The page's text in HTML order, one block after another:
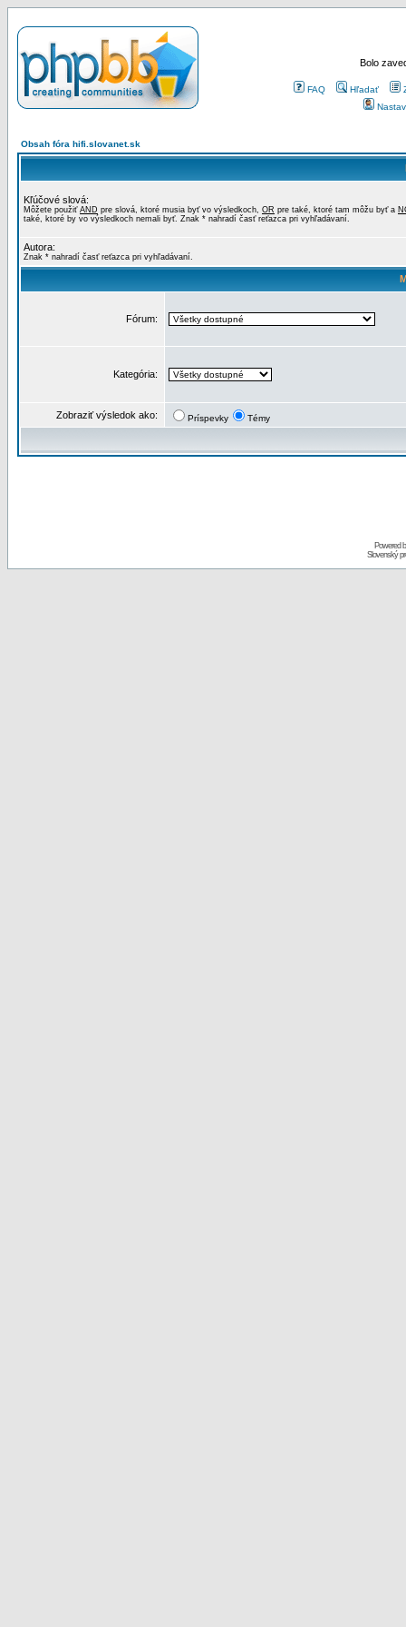
Bolo
FAQ Hľadať
Obsah fóra hifi.slovanet.sk
Kľúčové slová:
Môžete použiť AND pre slová, ktoré musia byť vo výsledkoch, OR pre také, ktoré tam môžu byť a
také, ktoré by vo výsledkoch nemali byť. Znak * nahradí časť reťazca pri vyhľadávaní.
Autora:
Znak * nahradí časť reťazca pri vyhľadávaní.
Fórum:
Kategória:
Zobraziť výsledok ako: Príspevky Témy
Powered
Slovenský